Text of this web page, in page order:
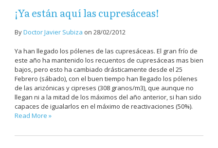
¡Ya están aquí las cupresáceas!
ByDoctor Javier Subiza on 28/02/2012
Ya han llegado los pólenes de las cupresáceas. El gran frío de
este año ha mantenido los recuentos de cupresáceas mas bien
bajos, pero esto ha cambiado drásticamente desde el 25
Febrero (sábado), con el buen tiempo han llegado los pólenes
de las arizónicas y cipreses (308 granos/m3), que aunque no
llegan ni a la mitad de los máximos del año anterior, si han sido
capaces de igualarlos en el máximo de reactivaciones (50%).
Read More »